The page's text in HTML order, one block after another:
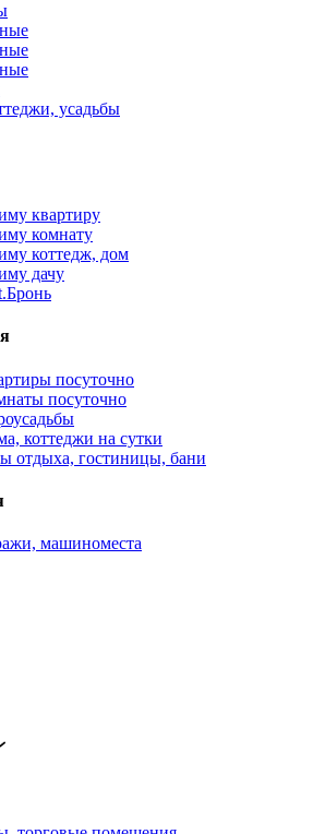
усадьбы
квартиру
комнату
коттедж, дом
дачу
посуточно
посуточно
коттеджи на сутки
отдыха, гостиницы, бани
машиноместа